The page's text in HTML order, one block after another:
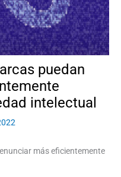
puedan
intelectual
más eficientemente